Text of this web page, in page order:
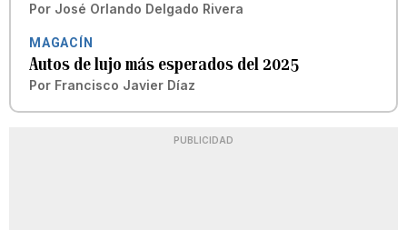
Por José Orlando Delgado Rivera
MAGACÍN
Autos de lujo más esperados del 2025
Por Francisco Javier Díaz
PUBLICIDAD